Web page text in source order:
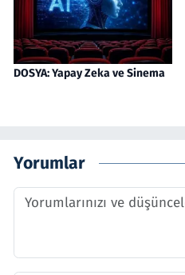
DOSYA: Yapay Zeka ve Sinema
Yorumlar